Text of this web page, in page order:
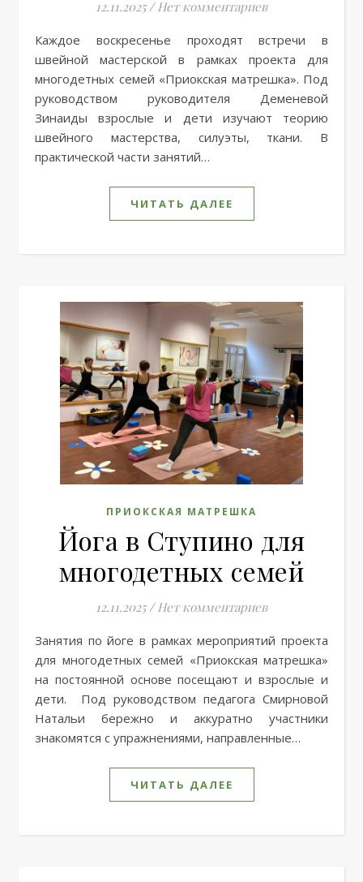
12.11.2025 / Нет комментариев
Каждое воскресенье проходят встречи в
швейной мастерской в рамках проекта для
многодетных семей «Приокская матрешка». Под
руководством руководителя Деменевой
Зинаиды взрослые и дети изучают теорию
швейного мастерства, силуэты, ткани. В
практической части занятий…
ЧИТАТЬ ДАЛЕЕ
ПРИОКСКАЯ МАТРЕШКА
Йога в Ступино для
многодетных семей
12.11.2025 / Нет комментариев
Занятия по йоге в рамках мероприятий проекта
для многодетных семей «Приокская матрешка»
на постоянной основе посещают и взрослые и
дети. Под руководством педагога Смирновой
Натальи бережно и аккуратно участники
знакомятся с упражнениями, направленные…
ЧИТАТЬ ДАЛЕЕ